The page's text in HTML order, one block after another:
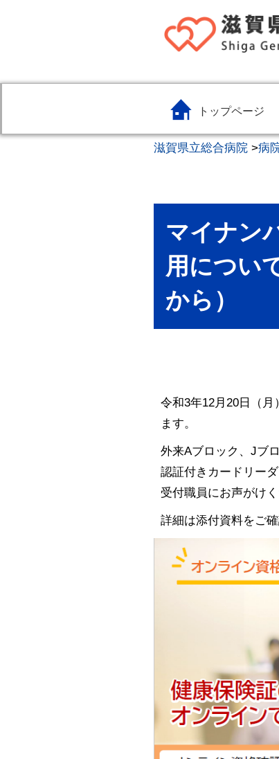
トップページ
滋賀県立総合病院 >病
マイナン
用につい
から）
令和3年12月20日（
ます。
外来Aブロック、Jブ
認証付きカードリー
受付職員にお声がけく
詳細は添付資料をご確